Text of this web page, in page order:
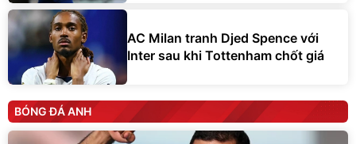
AC Milan tranh Djed Spence với
Inter sau khi Tottenham chốt giá
BÓNG ĐÁ ANH